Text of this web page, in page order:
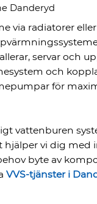
Danderyd
via radiatorer
servar och
och
för
vattenburen
hjälper vi dig med
byte av
VVS-tjänster i